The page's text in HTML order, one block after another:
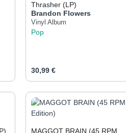
den gewünschten
Thrasher (LP)
Brandon Flowers
Vinyl Album
Pop
Regulärer Preis:
30,99 €
Produkt Anzahl:
MAGGOT BRAIN (45 RPM